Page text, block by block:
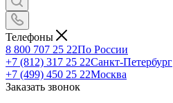
Телефоны
8 800 707 25 22По России
+7 (812) 317 25 22Санкт-Петербург
+7 (499) 450 25 22Москва
Заказать звонок